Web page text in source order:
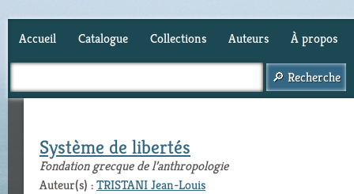
Accueil Catalogue Collections Auteurs À propos
Système de libertés
Fondation grecque de l’anthropologie
Auteur(s) :TRISTANI Jean-Louis